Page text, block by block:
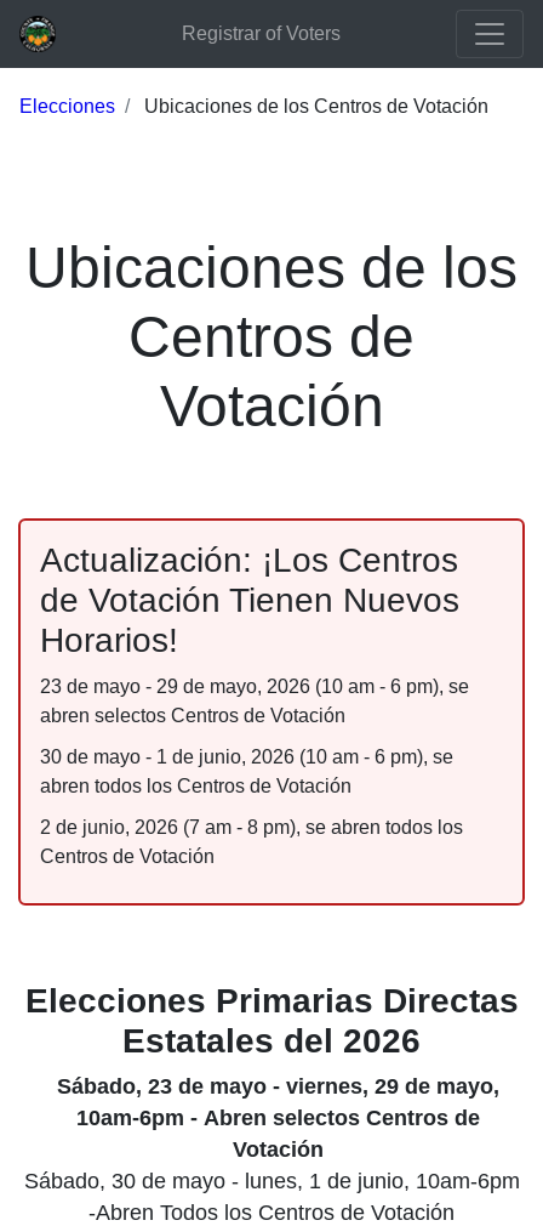
Registrar of Voters
Elecciones Ubicaciones de los Centros de Votación
Ubicaciones de los
Centros de
Votación
Actualización: ¡Los Centros
de Votación Tienen Nuevos
Horarios!
23 de mayo - 29 de mayo, 2026 (10 am - 6 pm), se
abren selectos Centros de Votación
30 de mayo - 1 de junio, 2026 (10 am - 6 pm), se
abren todos los Centros de Votación
2 de junio, 2026 (7 am - 8 pm), se abren todos los
Centros de Votación
Elecciones Primarias Directas
Estatales del 2026
Sábado, 23 de mayo - viernes, 29 de mayo,
10am-6pm - Abren selectos Centros de
Votación
Sábado, 30 de mayo - lunes, 1 de junio, 10am-6pm
-Abren Todos los Centros de Votación